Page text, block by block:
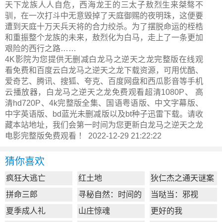
天下龙族人人自危，西海龙王的三太子敖烈生来桀骜不
驯，在一次打斗中无意毁掉了天庭御赐的夜明珠，这便要
遭到天庭十万天兵天将的合力绞杀。为了摆脱命运的桎梏
和重振整个龙族的未来，敖烈化为白马，走上了一条更加
艰险的西行之路……
4K影院为您提供无删减白龙马之逆天之龙完整版在线观
看免费和百度云白龙马之逆天之龙下载资源，可用优酷、
爱奇艺、腾讯、搜狐、夸克、百度网盘和西瓜影音等手机
云播放器，白龙马之逆天之龙免费观看超清1080P、 高
清hd720P、4k完整版全集、国语粤语版、中文字幕版、
中字英语版、bd蓝光未删减版以及bt种子迅雷下载。请收
藏本站地址，我们会第一时间为您更新白龙马之逆天之龙
电影完整版免费观看 ！ 2022-12-29 21:22:22
猜你喜欢
疯狂大逃亡 红土地
狄仁杰之通天谜案
拼命三郎
寻秘自然：时间的
形状
当哒当：邪视
夏季成人礼
山庄惊魂 更好的我